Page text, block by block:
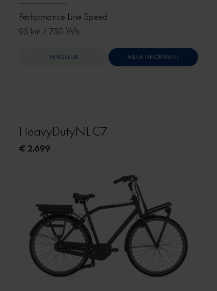
Performance Line Speed
95 km / 750 Wh
VERGELIJK MEER INFORMATIE
HeavyDutyNL C7
€ 2.699